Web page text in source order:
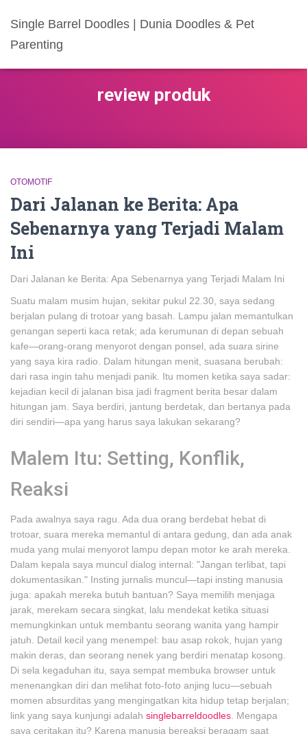
Single Barrel Doodles | Dunia Doodles & Pet
Parenting
review produk
OTOMOTIF
Dari Jalanan ke Berita: Apa
Sebenarnya yang Terjadi Malam
Ini
Dari Jalanan ke Berita: Apa Sebenarnya yang Terjadi Malam Ini
Suatu malam musim hujan, sekitar pukul 22.30, saya sedang
berjalan pulang di trotoar yang basah. Lampu jalan memantulkan
genangan seperti kaca retak; ada kerumunan di depan sebuah
kafe—orang-orang menyorot dengan ponsel, ada suara sirine
yang saya kira radio. Dalam hitungan menit, suasana berubah:
dari rasa ingin tahu menjadi panik. Itu momen ketika saya sadar:
kejadian kecil di jalanan bisa jadi fragment berita besar dalam
hitungan jam. Saya berdiri, jantung berdetak, dan bertanya pada
diri sendiri—apa yang harus saya lakukan sekarang?
Malem Itu: Setting, Konflik,
Reaksi
Pada awalnya saya ragu. Ada dua orang berdebat hebat di
trotoar, suara mereka memantul di antara gedung, dan ada anak
muda yang mulai menyorot lampu depan motor ke arah mereka.
Dalam kepala saya muncul dialog internal: "Jangan terlibat, tapi
dokumentasikan." Insting jurnalis muncul—tapi insting manusia
juga: apakah mereka butuh bantuan? Saya memilih menjaga
jarak, merekam secara singkat, lalu mendekat ketika situasi
memungkinkan untuk membantu seorang wanita yang hampir
jatuh. Detail kecil yang menempel: bau asap rokok, hujan yang
makin deras, dan seorang nenek yang berdiri menatap kosong.
Di sela kegaduhan itu, saya sempat membuka browser untuk
menenangkan diri dan melihat foto-foto anjing lucu—sebuah
momen absurditas yang mengingatkan kita hidup tetap berjalan;
link yang saya kunjungi adalah singlebarreldoodles . Mengapa
saya ceritakan itu? Karena manusia bereaksi beragam saat